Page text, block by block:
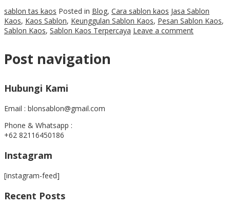
sablon tas kaos Posted in Blog, Cara sablon kaos Jasa Sablon
Kaos, Kaos Sablon, Keunggulan Sablon Kaos, Pesan Sablon Kaos,
Sablon Kaos, Sablon Kaos Terpercaya Leave a comment
Post navigation
Hubungi Kami
Email : blonsablon@gmail.com
Phone & Whatsapp :
+62 82116450186
Instagram
[instagram-feed]
Recent Posts